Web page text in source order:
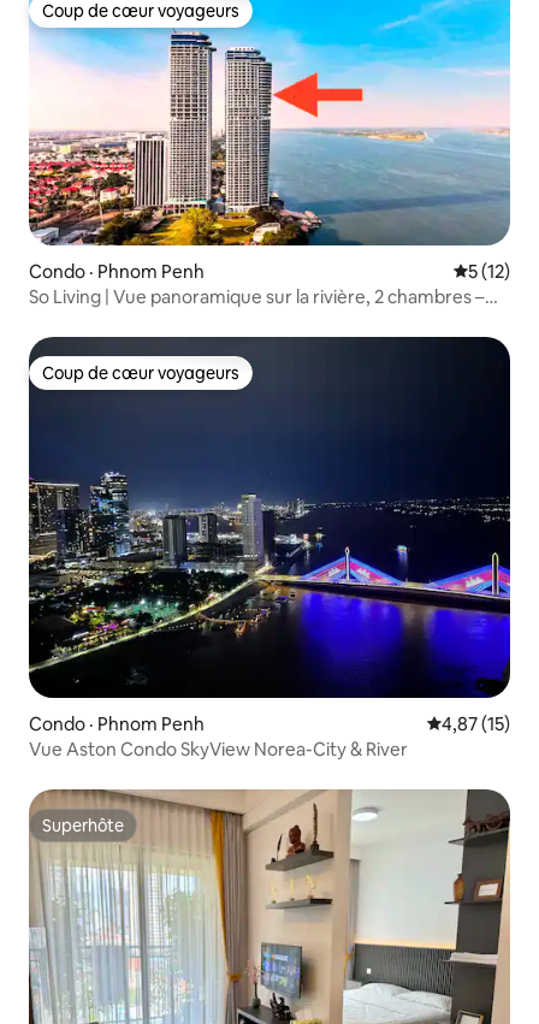
Coup de cœur voyageurs
Coup de cœur voyageurs
Condo · Phnom Penh Note
5 (12)
So Living | Vue panoramique sur la rivière, 2 chambres –
Coup de cœur voyageurs
Coup de cœur voyageurs
Condo · Phnom Penh Note
4,87 (15)
Vue Aston Condo SkyView Norea-City & River
Superhôte
Superhôte